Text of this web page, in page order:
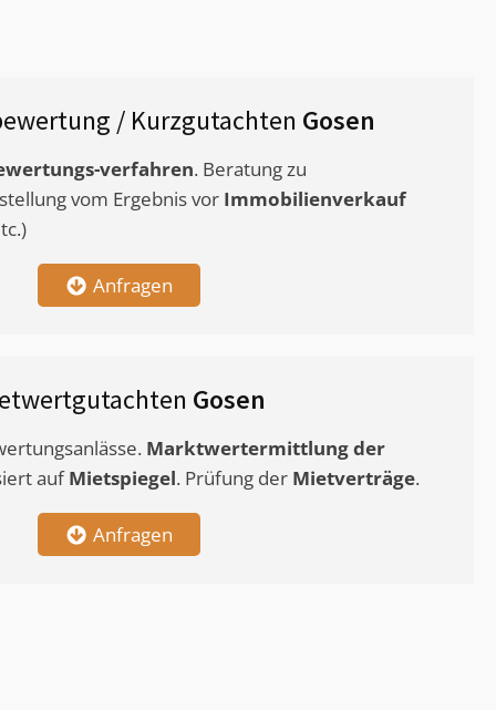
/ Kurzgutachten Gosen
verfahren. Beratung zu
vom Ergebnis vor Immobilienverkauf
Anfragen
Gosen
Marktwertermittlungder
aufMietspiegel. Prüfung der Mietverträge.
Anfragen